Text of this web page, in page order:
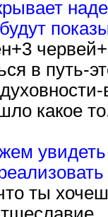
в путь-
какое
ты